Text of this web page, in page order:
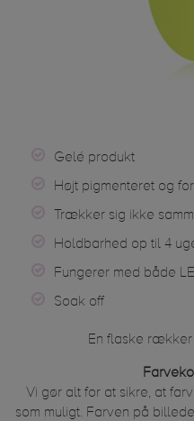
Gelé produkt
Højt pigmenteret og
Trækker sig ikke
Holdbarhed op til 4
Fungerer med både
Soak off
En flaske rækker
Vi gør alt for at sikre, at
som muligt. Farven på